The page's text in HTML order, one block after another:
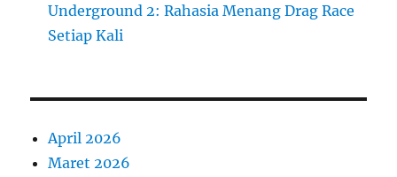
Underground 2: Rahasia Menang Drag Race
Setiap Kali
April 2026
Maret 2026